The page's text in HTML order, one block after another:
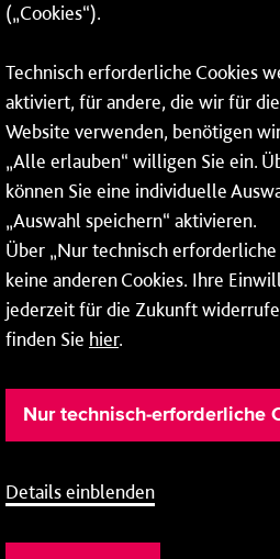
Fax: 06131 – 12 66 66
* Montags bis freitags bis 7 und
Wochenenden und Feiertagen
Anrufe je nach Themenauswahl
RMV oder von nextbike
ausschließlich Auskünfte zum
meinRad.
(„Cookies“).
Technisch erforderliche Cookies
aktiviert, für andere, die wir für
Website verwenden, benötigen
„Alle erlauben“ willigen Sie ein.
können Sie eine individuelle
„Auswahl speichern“ aktivieren.
Über „Nur technisch erforderliche
keine anderen Cookies. Ihre
jederzeit für die Zukunft
finden Sie hier.
Nur technisch-erforderliche
Details einblenden